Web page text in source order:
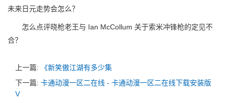
未来日元走势会怎么？
怎么点评晓枪老王与 Ian McCollum 关于索米冲锋枪的定见不
合？
上一篇:
《新笑傲江湖有多少集
下一篇: 卡通动漫一区二在线 - 卡通动漫一区二在线下载安装版
V